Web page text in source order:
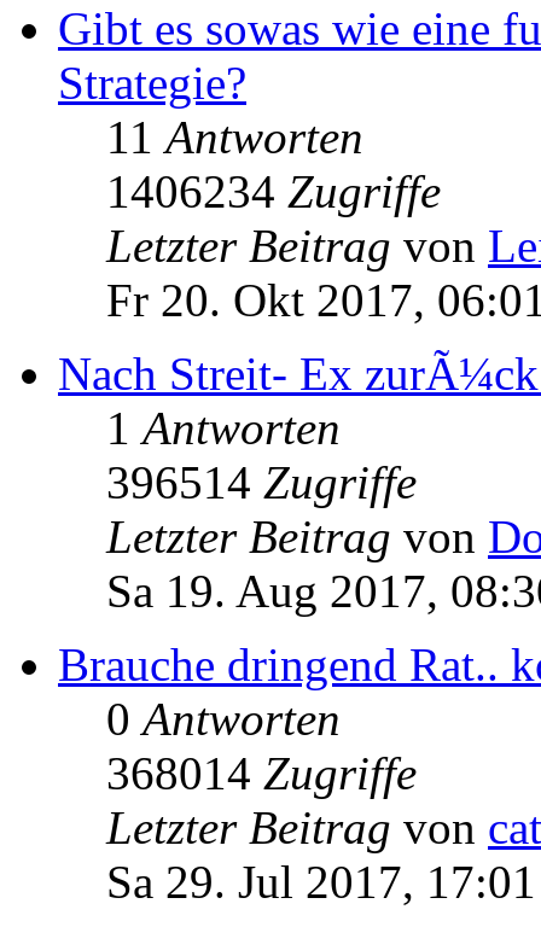
Gibt es sowas wie eine
Strategie?
11Antworten
1406234 Zugriffe
Letzter Beitrag von
Fr 20. Okt 2017,
Nach Streit- Ex
1Antworten
396514 Zugriffe
Letzter Beitrag von
Sa 19. Aug 2017,
Brauche dringend Rat..
0Antworten
368014 Zugriffe
Letzter Beitrag von
Sa 29. Jul 2017, 17:01